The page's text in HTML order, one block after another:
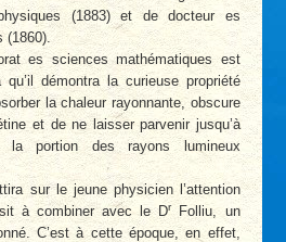
(1883) et de docteur es
(1860).
es sciences mathématiques est
démontra la curieuse propriété
la chaleur rayonnante, obscure
et de ne laisser parvenir jusqu’à
la portion des rayons lumineux
sur le jeune physicien l’attention
à combiner avec le DrFolliu, un
C’est à cette époque, en effet,